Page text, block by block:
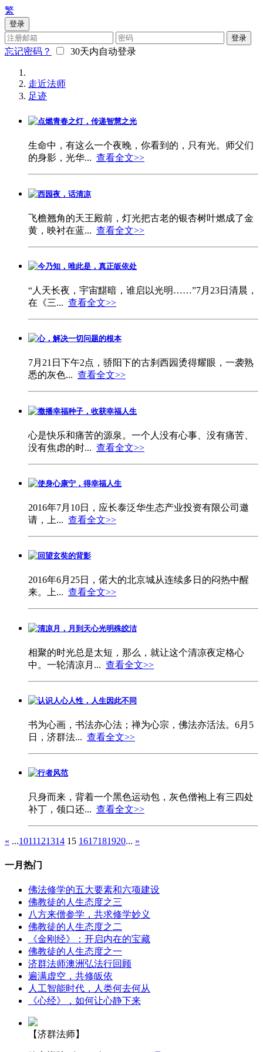
繁
登录
登录
忘记密码？ 30天内自动登录
走近法师
足迹
点燃青春之灯，传递智慧之光
生命中，有这么一个夜晚，你看到的，只有光。师父们
的身影，光华... 查看全文>>
西园夜，话清凉
飞檐翘角的天王殿前，灯光把古老的银杏树叶燃成了金
黄，映衬在蓝... 查看全文>>
今乃知，唯此是，真正皈依处
“人天长夜，宇宙黮暗，谁启以光明……”7月23日清晨，
在《三... 查看全文>>
心，解决一切问题的根本
7月21日下午2点，骄阳下的古刹西园烫得耀眼，一袭熟
悉的灰色... 查看全文>>
撒播幸福种子，收获幸福人生
心是快乐和痛苦的源泉。一个人没有心事、没有痛苦、
没有焦虑的时... 查看全文>>
使身心康宁，得幸福人生
2016年7月10日，应长泰泛华生态产业投资有限公司邀
请，上... 查看全文>>
回望玄奘的背影
2016年6月25日，偌大的北京城从连续多日的闷热中醒
来。上... 查看全文>>
清凉月，月到天心光明殊皎洁
相聚的时光总是太短，那么，就让这个清凉夜定格心
中。一轮清凉月... 查看全文>>
认识人心人性，人生因此不同
书为心画，书法亦心法；禅为心宗，佛法亦活法。6月5
日，济群法... 查看全文>>
行者风范
只身而来，背着一个黑色运动包，灰色僧袍上有三四处
补丁，领口还... 查看全文>>
« ...1011121314 15 1617181920... »
一月热门
佛法修学的五大要素和六项建设
佛教徒的人生态度之三
八方来僧参学，共求修学妙义
佛教徒的人生态度之二
《金刚经》：开启内在的宝藏
佛教徒的人生态度之一
济群法师澳洲弘法行回顾
遍满虚空，共修皈依
人工智能时代，人类何去何从
《心经》，如何让心静下来
【济群法师】